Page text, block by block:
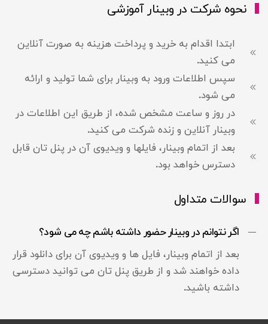
نحوه شرکت در وبینار آموزشی
ابتدا اقدام به خرید و پرداخت هزینه به صورت آنلاین
می کنید.
سپس اطلاعات ورود به وبینار برای شما تولید و ارائه
می شود.
در روز و ساعت مشخص شده، از طریق این اطلاعات در
وبینار آنلاین و زنده شرکت می کنید.
بعد از اتمام وبینار، فایلها و ویدیوی آن در پنل تان قابل
دسترس خواهد بود.
سوالات متداول
اگر نتوانم در وبینار حضور داشته باشم چه می شود؟
بعد از اتمام وبینار، فایل ها و ویدیوی آن برای دانلود قرار
داده خواهند شد و از طریق پنل تان می توانید دسترسی
داشته باشید.